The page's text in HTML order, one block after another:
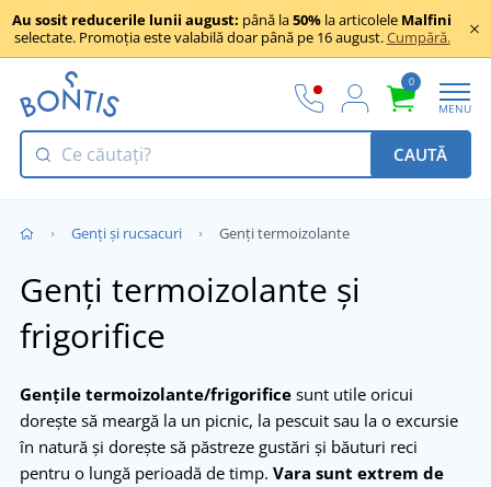
Au sosit reducerile lunii august: până la50% la articolele Malfini
selectate. Promoția este valabilă doar până pe 16 august.Cumpără.
0
MENU
CAUTĂ
Genți și rucsacuri Genți termoizolante
Genți termoizolante și
frigorifice
Gențile termoizolante/frigorifice sunt utile oricui
dorește să meargă la un picnic, la pescuit sau la o excursie
în natură și dorește să păstreze gustări și băuturi reci
pentru o lungă perioadă de timp. Vara sunt extrem de